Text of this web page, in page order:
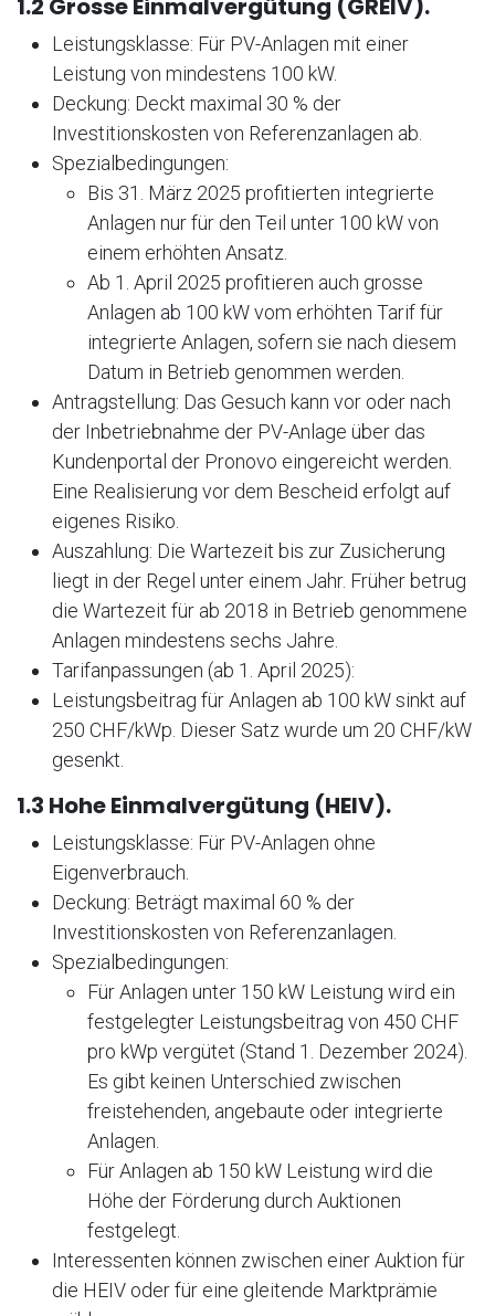
1.2 Grosse Einmalvergütung (GREIV).
Leistungsklasse: Für PV-Anlagen mit einer
Leistung von mindestens 100 kW.
Deckung: Deckt maximal 30 % der
Investitionskosten von Referenzanlagen ab.
Spezialbedingungen:
Bis 31. März 2025 profitierten integrierte
Anlagen nur für den Teil unter 100 kW von
einem erhöhten Ansatz.
Ab 1. April 2025 profitieren auch grosse
Anlagen ab 100 kW vom erhöhten Tarif für
integrierte Anlagen, sofern sie nach diesem
Datum in Betrieb genommen werden.
Antragstellung: Das Gesuch kann vor oder nach
der Inbetriebnahme der PV-Anlage über das
Kundenportal der Pronovo eingereicht werden.
Eine Realisierung vor dem Bescheid erfolgt auf
eigenes Risiko.
Auszahlung: Die Wartezeit bis zur Zusicherung
liegt in der Regel unter einem Jahr. Früher betrug
die Wartezeit für ab 2018 in Betrieb genommene
Anlagen mindestens sechs Jahre.
Tarifanpassungen (ab 1. April 2025):
Leistungsbeitrag für Anlagen ab 100 kW sinkt auf
250 CHF/kWp. Dieser Satz wurde um 20 CHF/kW
gesenkt.
1.3 Hohe Einmalvergütung (HEIV).
Leistungsklasse: Für PV-Anlagen ohne
Eigenverbrauch.
Deckung: Beträgt maximal 60 % der
Investitionskosten von Referenzanlagen.
Spezialbedingungen:
Für Anlagen unter 150 kW Leistung wird ein
festgelegter Leistungsbeitrag von 450 CHF
pro kWp vergütet (Stand 1. Dezember 2024).
Es gibt keinen Unterschied zwischen
freistehenden, angebaute oder integrierte
Anlagen.
Für Anlagen ab 150 kW Leistung wird die
Höhe der Förderung durch Auktionen
festgelegt.
Interessenten können zwischen einer Auktion für
die HEIV oder für eine gleitende Marktprämie